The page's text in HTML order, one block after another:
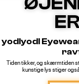
yodlyodl
Tiden tikker, og skærmtiden
kunstige lys stiger